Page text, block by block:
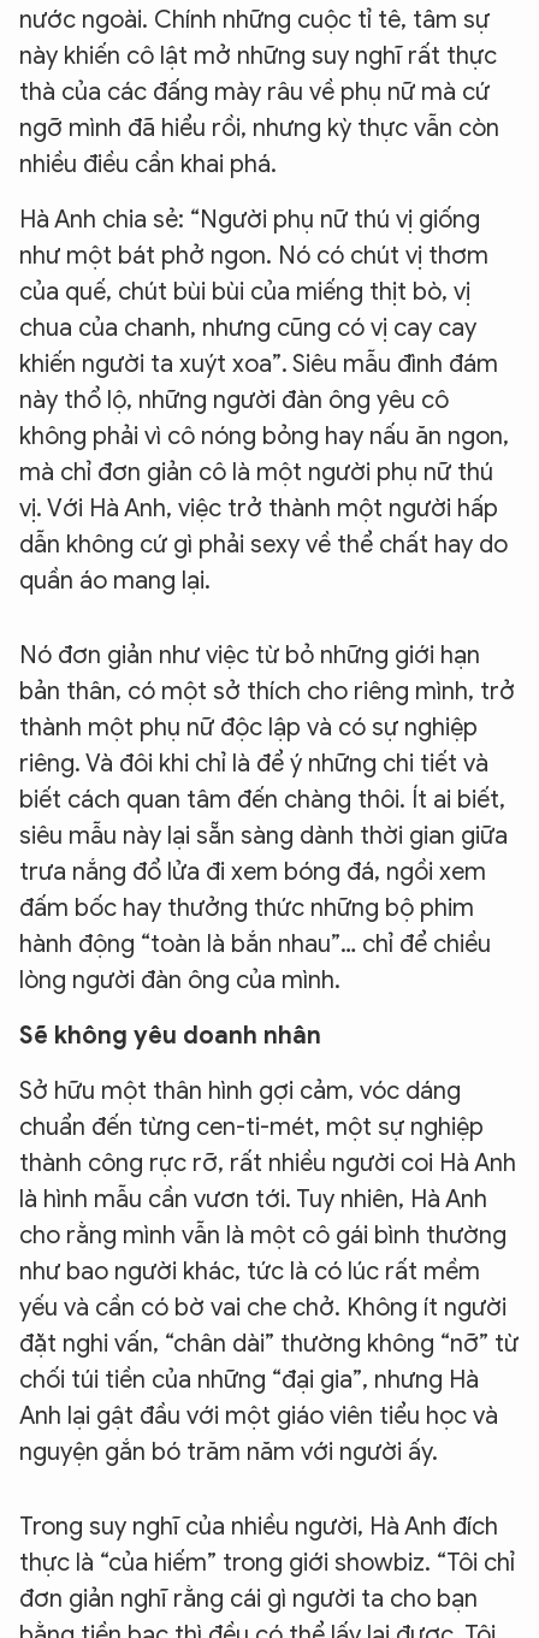
nước ngoài. Chính những cuộc tỉ tê, tâm sự
này khiến cô lật mở những suy nghĩ rất thực
thà của các đấng mày râu về phụ nữ mà cứ
ngỡ mình đã hiểu rồi, nhưng kỳ thực vẫn còn
nhiều điều cần khai phá.
Hà Anh chia sẻ: “Người phụ nữ thú vị giống
như một bát phở ngon. Nó có chút vị thơm
của quế, chút bùi bùi của miếng thịt bò, vị
chua của chanh, nhưng cũng có vị cay cay
khiến người ta xuýt xoa”. Siêu mẫu đình đám
này thổ lộ, những người đàn ông yêu cô
không phải vì cô nóng bỏng hay nấu ăn ngon,
mà chỉ đơn giản cô là một người phụ nữ thú
vị. Với Hà Anh, việc trở thành một người hấp
dẫn không cứ gì phải sexy về thể chất hay do
quần áo mang lại.
Nó đơn giản như việc từ bỏ những giới hạn
bản thân, có một sở thích cho riêng mình, trở
thành một phụ nữ độc lập và có sự nghiệp
riêng. Và đôi khi chỉ là để ý những chi tiết và
biết cách quan tâm đến chàng thôi. Ít ai biết,
siêu mẫu này lại sẵn sàng dành thời gian giữa
trưa nắng đổ lửa đi xem bóng đá, ngồi xem
đấm bốc hay thưởng thức những bộ phim
hành động “toàn là bắn nhau”… chỉ để chiều
lòng người đàn ông của mình.
Sẽ không yêu doanh nhân
Sở hữu một thân hình gợi cảm, vóc dáng
chuẩn đến từng cen-ti-mét, một sự nghiệp
thành công rực rỡ, rất nhiều người coi Hà Anh
là hình mẫu cần vươn tới. Tuy nhiên, Hà Anh
cho rằng mình vẫn là một cô gái bình thường
như bao người khác, tức là có lúc rất mềm
yếu và cần có bờ vai che chở. Không ít người
đặt nghi vấn, “chân dài” thường không “nỡ” từ
chối túi tiền của những “đại gia”, nhưng Hà
Anh lại gật đầu với một giáo viên tiểu học và
nguyện gắn bó trăm năm với người ấy.
Trong suy nghĩ của nhiều người, Hà Anh đích
thực là “của hiếm” trong giới showbiz. “Tôi chỉ
đơn giản nghĩ rằng cái gì người ta cho bạn